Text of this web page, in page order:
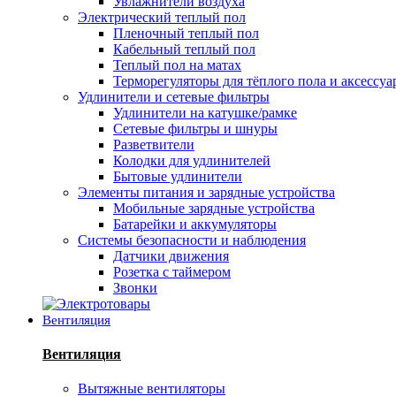
Электрический теплый пол
Пленочный теплый пол
Кабельный теплый пол
Теплый пол на матах
Терморегуляторы для тёплого пола и
Удлинители и сетевые фильтры
Удлинители на катушке/рамке
Сетевые фильтры и шнуры
Разветвители
Колодки для удлинителей
Бытовые удлинители
Элементы питания и зарядные устройства
Мобильные зарядные устройства
Батарейки и аккумуляторы
Системы безопасности и наблюдения
Датчики движения
Розетка с таймером
Звонки
Вентиляция
Вентиляция
Вытяжные вентиляторы